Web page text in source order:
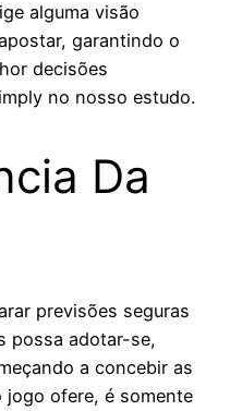
alguma visão
garantindo o
decisões
no nosso estudo.
Da
previsões seguras
possa adotar-se,
a concebir as
jogo ofere, é somente